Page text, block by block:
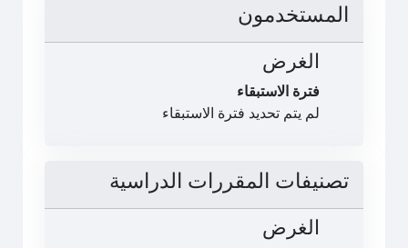
المستخدمون
الغرض
فترة الاستبقاء
لم يتم تحديد فترة الاستبقاء
تصنيفات المقررات الدراسية
الغرض